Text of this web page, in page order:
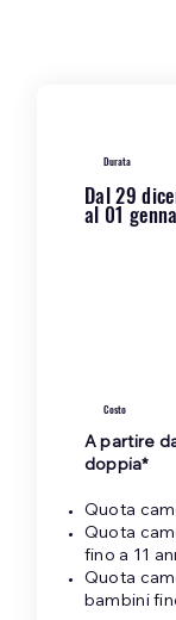
Durata
Dal 29
al 01
Costo
A partire
doppia*
Quota
Quota
fino a 11
Quota
bambini